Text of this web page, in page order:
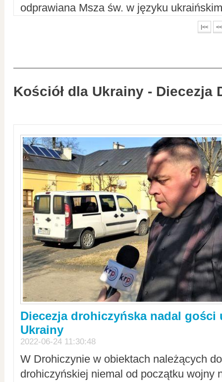
odprawiana Msza św. w języku
|<< <<
Kościół dla Ukrainy - Diecezja
Diecezja drohiczyńska nadal gości
Ukrainy
2022-06-24 11:30:48
W Drohiczynie w obiektach należących
drohiczyńskiej niemal od początku wojny